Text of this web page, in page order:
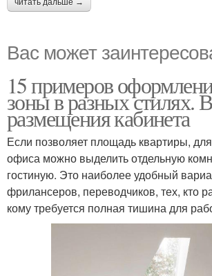
читать дальше →
Вас может
15 примеров
зоны в разных стилях.
размещения кабинета
Если позволяет площадь квартиры,
офиса можно выделить отдельную
гостиную. Это наиболее удобный
фрилансеров, переводчиков, тех, кто
кому требуется полная тишина для